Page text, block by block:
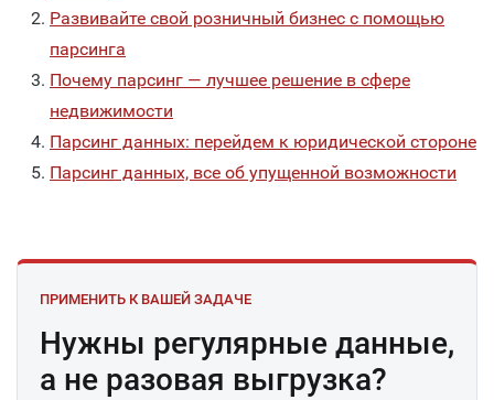
Развивайте свой розничный бизнес с помощью
парсинга
Почему парсинг — лучшее решение в сфере
недвижимости
Парсинг данных: перейдем к юридической стороне
Парсинг данных, все об упущенной возможности
ПРИМЕНИТЬ К ВАШЕЙ ЗАДАЧЕ
Нужны регулярные данные,
а не разовая выгрузка?